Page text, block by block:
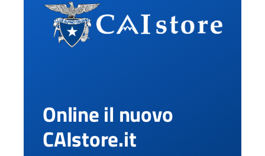
Online il nuovo
CAIstore.it